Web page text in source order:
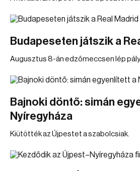
Budapeseten játszik a
Augusztus 8-án edzőmeccsen lép
Bajnoki döntő: simán
Nyíregyháza
Kiütötték az Újpestet a szabolcsiak.